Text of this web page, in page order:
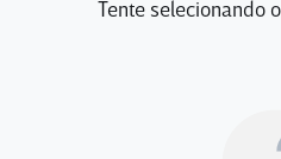
Tente selecionando